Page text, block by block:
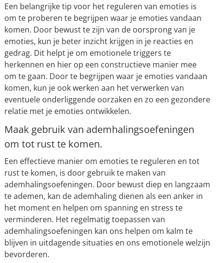
Een belangrijke tip voor het reguleren van emoties is
om te proberen te begrijpen waar je emoties vandaan
komen. Door bewust te zijn van de oorsprong van je
emoties, kun je beter inzicht krijgen in je reacties en
gedrag. Dit helpt je om emotionele triggers te
herkennen en hier op een constructieve manier mee
om te gaan. Door te begrijpen waar je emoties vandaan
komen, kun je ook werken aan het verwerken van
eventuele onderliggende oorzaken en zo een gezondere
relatie met je emoties ontwikkelen.
Maak gebruik van ademhalingsoefeningen
om tot rust te komen.
Een effectieve manier om emoties te reguleren en tot
rust te komen, is door gebruik te maken van
ademhalingsoefeningen. Door bewust diep en langzaam
te ademen, kan de ademhaling dienen als een anker in
het moment en helpen om spanning en stress te
verminderen. Het regelmatig toepassen van
ademhalingsoefeningen kan ons helpen om kalm te
blijven in uitdagende situaties en ons emotionele welzijn
bevorderen.